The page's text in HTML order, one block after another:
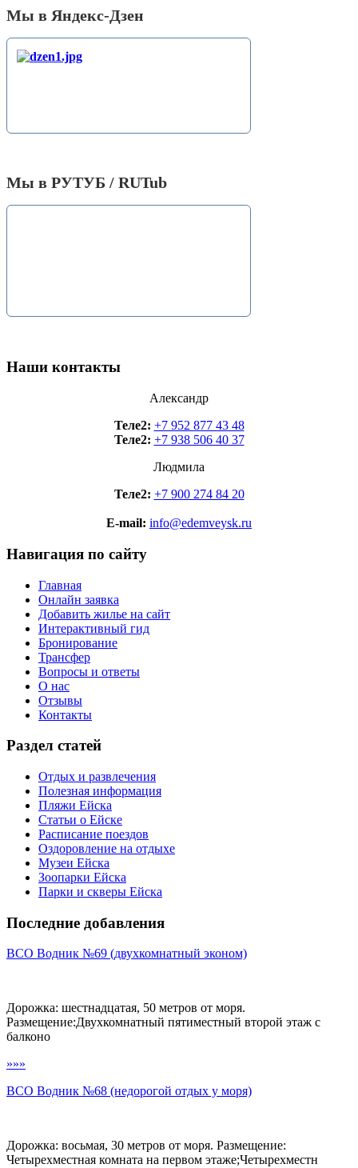
Мы в Яндекс-Дзен
Мы в РУТУБ / RUTub
Наши контакты
Александр
Теле2: +7 952 877 43 48
Теле2: +7 938 506 40 37
Людмила
Теле2: +7 900 274 84 20
E-mail: info@edemveysk.ru
Навигация по сайту
Главная
Онлайн заявка
Добавить жилье на сайт
Интерактивный гид
Бронирование
Трансфер
Вопросы и ответы
О нас
Отзывы
Контакты
Раздел статей
Отдых и развлечения
Полезная информация
Пляжи Ейска
Статьи о Ейске
Расписание поездов
Оздоровление на отдыхе
Музеи Ейска
Зоопарки Ейска
Парки и скверы Ейска
Последние добавления
ВСО Водник №69 (двухкомнатный эконом)
Дорожка: шестнадцатая, 50 метров от моря.
Размещение:Двухкомнатный пятиместный второй этаж с
балконо
»»»
ВСО Водник №68 (недорогой отдых у моря)
Дорожка: восьмая, 30 метров от моря. Размещение:
Четырехместная комната на первом этаже;Четырехместн